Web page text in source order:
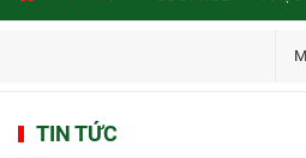
TIN TỨC